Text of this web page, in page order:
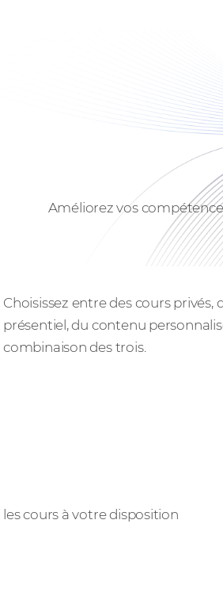
Améliorez vos
Choisissez entre des cours privés,
présentiel, du contenu
combinaison des trois.
les cours à votre disposition